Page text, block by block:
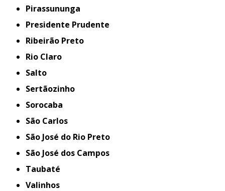
Pirassununga
Presidente Prudente
Ribeirão Preto
Rio Claro
Salto
Sertãozinho
Sorocaba
São Carlos
São José do Rio Preto
São José dos Campos
Taubaté
Valinhos